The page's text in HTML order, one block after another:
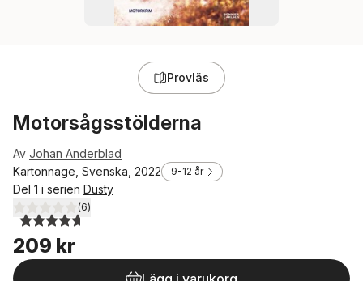
Provläs
Motorsågsstölderna
Av Johan Anderblad
Kartonnage, Svenska, 2022
9-12 år
Del 1 i serien Dusty
4,7utav 5 stjärnor. Totalt antal röster:
(6)
209 kr